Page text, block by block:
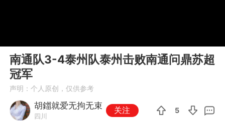
南通队3-4泰州队泰州击败南通问鼎苏超
冠军
声明：个人原创，仅供参考
胡鍿就爱无拘无束
四川
关注 5